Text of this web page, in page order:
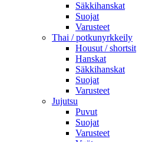
Säkkihanskat
Suojat
Varusteet
Thai / potkunyrkkeily
Housut / shortsit
Hanskat
Säkkihanskat
Suojat
Varusteet
Jujutsu
Puvut
Suojat
Varusteet